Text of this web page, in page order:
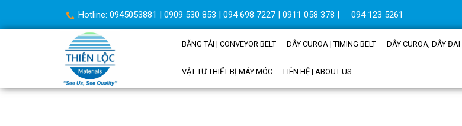
Hotline: 0945053881 | 0909 530 853 | 094 698 7227 | 0911 058 378 | 094 123 5261
BĂNG TẢI | CONVEYOR BELT DÂY CUROA | TIMING BELT DÂY CUROA, DÂY ĐAI
VẬT TƯ THIẾT BỊ MÁY MÓC LIÊN HỆ | ABOUT US